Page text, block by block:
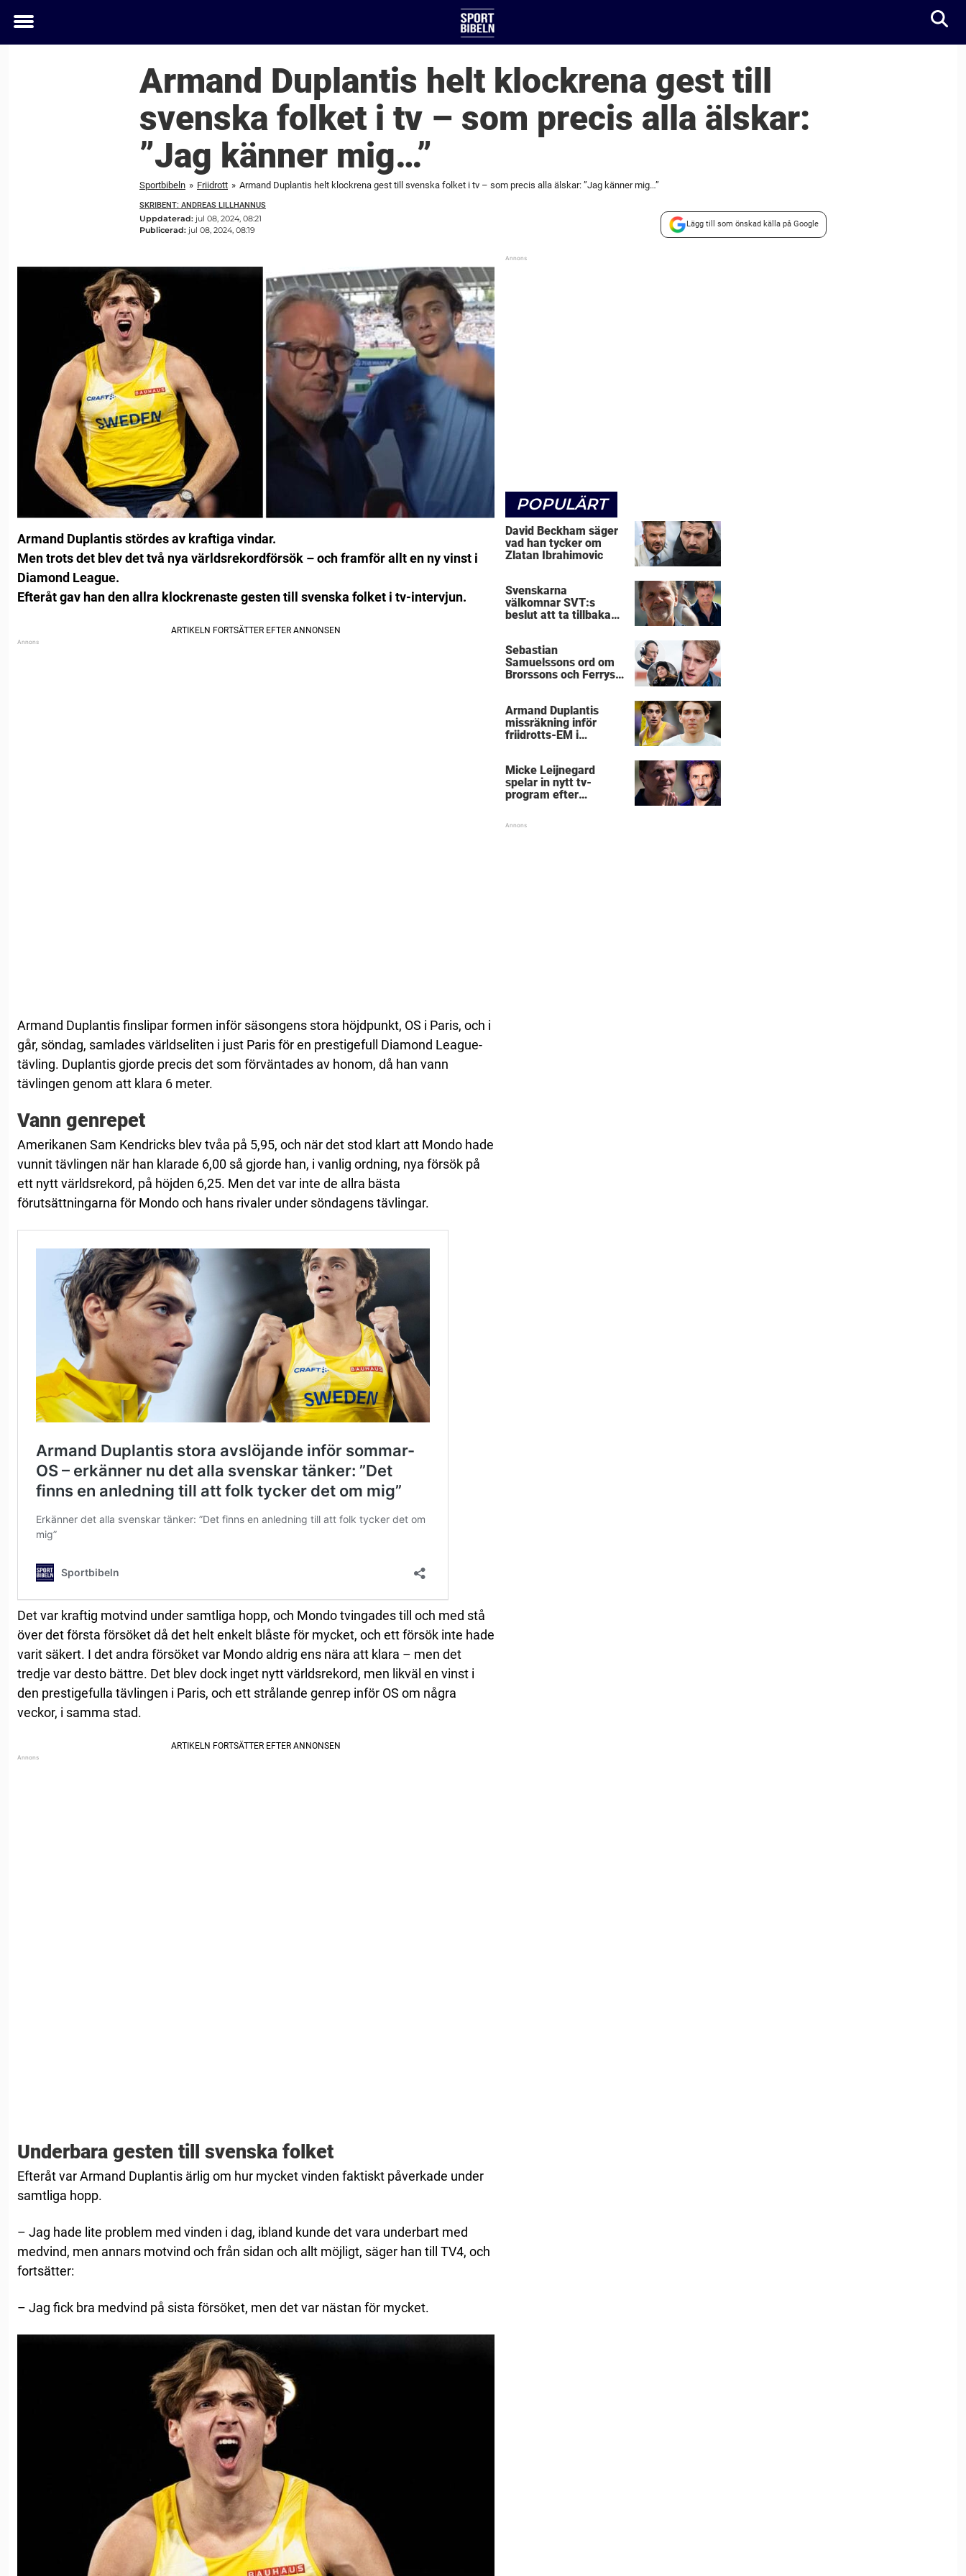
Toggle
Armand Duplantis helt klockrena gest till
svenska folket i tv – som precis alla älskar:
”Jag känner mig…”
Sportbibeln » Friidrott » Armand Duplantis helt klockrena gest till svenska folket i tv – som precis alla älskar: ”Jag känner mig…”
SKRIBENT: ANDREAS LILLHANNUS
Uppdaterad: jul 08, 2024, 08:21
Publicerad: jul 08, 2024, 08:19
Lägg till som önskad källa på Google
Armand Duplantis stördes av kraftiga vindar.
Men trots det blev det två nya världsrekordförsök – och framför allt en ny vinst i
Diamond League.
Efteråt gav han den allra klockrenaste gesten till svenska folket i tv-intervjun.
Armand Duplantis finslipar formen inför säsongens stora höjdpunkt, OS i Paris, och i
går, söndag, samlades världseliten i just Paris för en prestigefull Diamond League-
tävling. Duplantis gjorde precis det som förväntades av honom, då han vann
tävlingen genom att klara 6 meter.
Vann genrepet
Amerikanen Sam Kendricks blev tvåa på 5,95, och när det stod klart att Mondo hade
vunnit tävlingen när han klarade 6,00 så gjorde han, i vanlig ordning, nya försök på
ett nytt världsrekord, på höjden 6,25. Men det var inte de allra bästa
förutsättningarna för Mondo och hans rivaler under söndagens tävlingar.
Det var kraftig motvind under samtliga hopp, och Mondo tvingades till och med stå
över det första försöket då det helt enkelt blåste för mycket, och ett försök inte hade
varit säkert. I det andra försöket var Mondo aldrig ens nära att klara – men det
tredje var desto bättre. Det blev dock inget nytt världsrekord, men likväl en vinst i
den prestigefulla tävlingen i Paris, och ett strålande genrep inför OS om några
veckor, i samma stad.
Underbara gesten till svenska folket
Efteråt var Armand Duplantis ärlig om hur mycket vinden faktiskt påverkade under
samtliga hopp.
– Jag hade lite problem med vinden i dag, ibland kunde det vara underbart med
medvind, men annars motvind och från sidan och allt möjligt, säger han till TV4, och
fortsätter:
– Jag fick bra medvind på sista försöket, men det var nästan för mycket.
POPULÄRT
David Beckham säger
vad han tycker om
Zlatan Ibrahimovic
Svenskarna
välkomnar SVT:s
beslut att ta tillbaka
Sebastian
Samuelssons ord om
Brorssons och Ferrys
Armand Duplantis
missräkning inför
friidrotts-EM i
Micke Leijnegard
spelar in nytt tv-
program efter